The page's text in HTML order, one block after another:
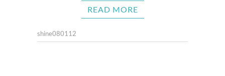
READ MORE
shine080112